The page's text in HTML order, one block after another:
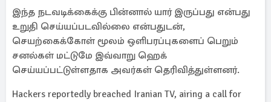
இந்த நடவடிக்கைக்கு பின்னால் யார் இருப்பது என்பது
உறுதி செய்யப்படவில்லை என்பதுடன்,
செயற்கைக்கோள் மூலம் ஒளிபரப்புகளைப் பெறும்
சனல்கள் மட்டுமே இவ்வாறு ஹெக்
செய்யப்பட்டுள்ளதாக அவர்கள் தெரிவித்துள்ளனர்.
Hackers reportedly breached Iranian TV, airing a call for